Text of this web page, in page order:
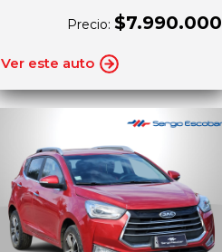
Precio: $7.990.000
Ver este auto